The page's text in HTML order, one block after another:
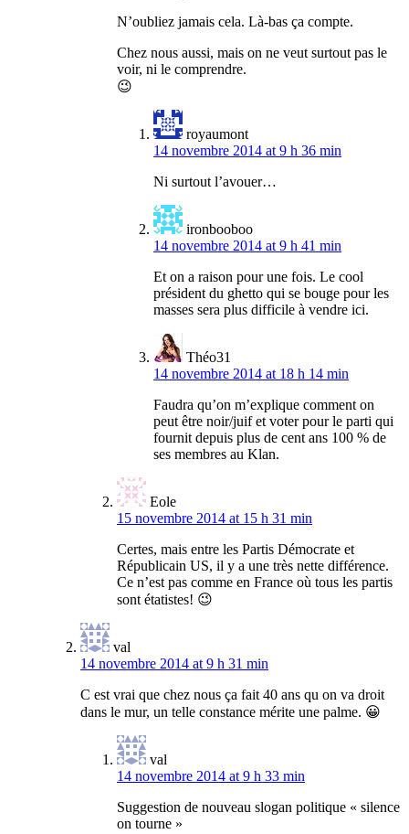
N’oubliez jamais cela. Là-bas ça compte.
Chez nous aussi, mais on ne veut surtout pas le
voir, ni le comprendre.
😉
royaumont
14 novembre 2014 at 9 h 36 min
Ni surtout l’avouer…
ironbooboo
14 novembre 2014 at 9 h 41 min
Et on a raison pour une fois. Le cool
président du ghetto qui se bouge pour les
masses sera plus difficile à vendre ici.
Théo31
14 novembre 2014 at 18 h 14 min
Faudra qu’on m’explique comment on
peut être noir/juif et voter pour le parti qui
fournit depuis plus de cent ans 100 % de
ses membres au Klan.
Eole
15 novembre 2014 at 15 h 31 min
Certes, mais entre les Partis Démocrate et
Républicain US, il y a une très nette différence.
Ce n’est pas comme en France où tous les partis
sont étatistes! 😉
val
14 novembre 2014 at 9 h 31 min
C est vrai que chez nous ça fait 40 ans qu on va droit
dans le mur, un telle constance mérite une palme. 😀
val
14 novembre 2014 at 9 h 33 min
Suggestion de nouveau slogan politique « silence
on tourne »